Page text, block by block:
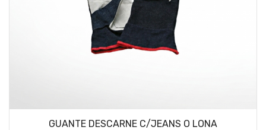
GUANTE DESCARNE C/JEANS O LONA